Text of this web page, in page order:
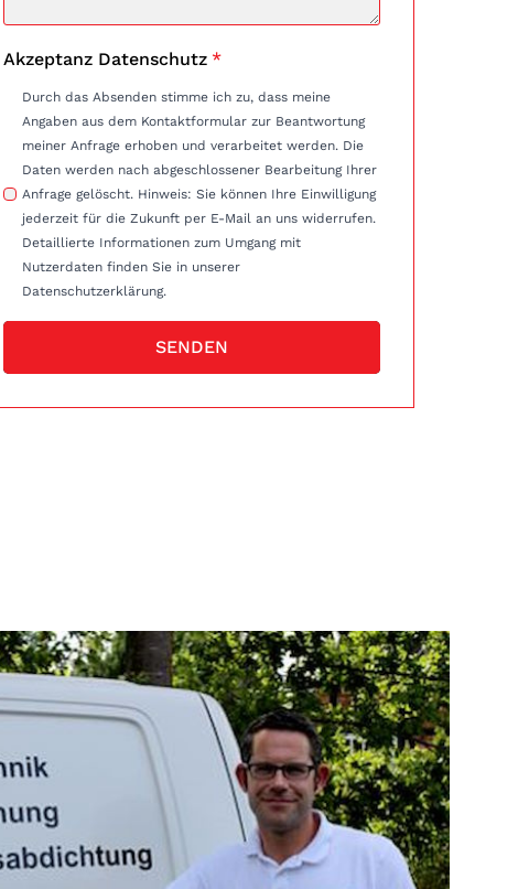
Akzeptanz Datenschutz *
Durch das Absenden stimme ich zu, dass meine
Angaben aus dem Kontaktformular zur Beantwortung
meiner Anfrage erhoben und verarbeitet werden. Die
Daten werden nach abgeschlossener Bearbeitung Ihrer
Anfrage gelöscht. Hinweis: Sie können Ihre Einwilligung
jederzeit für die Zukunft per E-Mail an uns widerrufen.
Detaillierte Informationen zum Umgang mit
Nutzerdaten finden Sie in unserer
Datenschutzerklärung.
SENDEN